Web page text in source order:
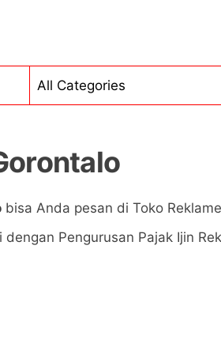
bisa Anda pesan di Toko
Pengurusan Pajak Ijin